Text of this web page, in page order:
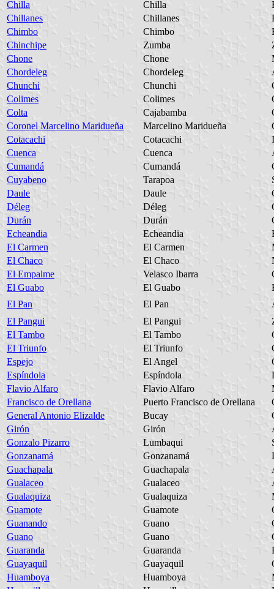
Chilla
Chilla
Chillanes
Chillanes
Chimbo
Chimbo
Chinchipe
Zumba
Chone
Chone
Chordeleg
Chordeleg
Chunchi
Chunchi
Colimes
Colimes
Colta
Cajabamba
Coronel Marcelino Maridueña
Marcelino Maridueña
Cotacachi
Cotacachi
Cuenca
Cuenca
Cumandá
Cumandá
Cuyabeno
Tarapoa
Daule
Daule
Déleg
Déleg
Durán
Durán
Echeandia
Echeandia
El Carmen
El Carmen
El Chaco
El Chaco
El Empalme
Velasco Ibarra
El Guabo
El Guabo
El Pan
El Pan
El Pangui
El Pangui
El Tambo
El Tambo
El Triunfo
El Triunfo
Espejo
El Angel
Espíndola
Espíndola
Flavio Alfaro
Flavio Alfaro
Francisco de Orellana
Puerto Francisco de Orellana
General Antonio Elizalde
Bucay
Girón
Girón
Gonzalo Pizarro
Lumbaqui
Gonzanamá
Gonzanamá
Guachapala
Guachapala
Gualaceo
Gualaceo
Gualaquiza
Gualaquiza
Guamote
Guamote
Guanando
Guano
Guano
Guano
Guaranda
Guaranda
Guayaquil
Guayaquil
Huamboya
Huamboya